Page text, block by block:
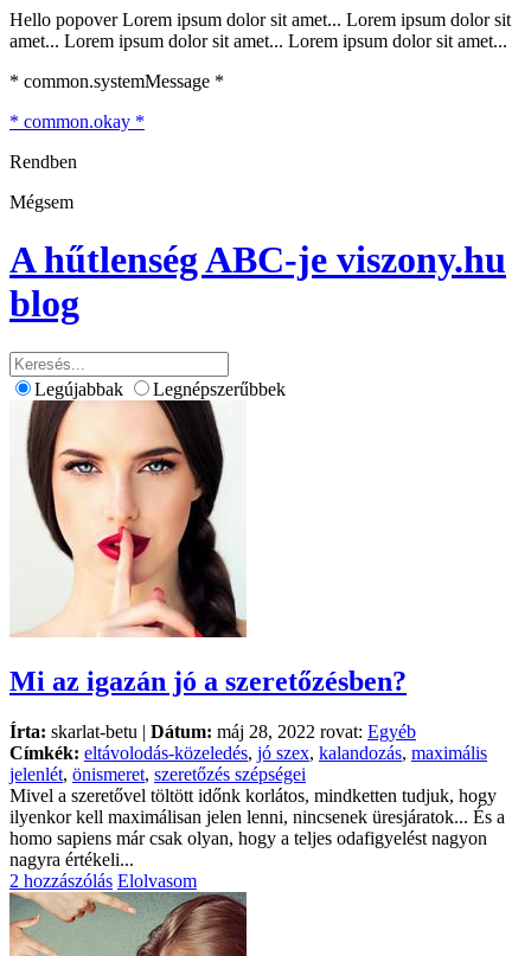
Hello popover Lorem ipsum dolor sit amet... Lorem ipsum dolor sit
amet... Lorem ipsum dolor sit amet... Lorem ipsum dolor sit amet...
* common.systemMessage *
* common.okay *
Rendben
Mégsem
A hűtlenség ABC-je viszony.hu
blog
Legújabbak Legnépszerűbbek
Mi az igazán jó a szeretőzésben?
Írta: skarlat-betu | Dátum: máj 28, 2022 rovat: Egyéb
Címkék: eltávolodás-közeledés, jó szex, kalandozás, maximális
jelenlét, önismeret, szeretőzés szépségei
Mivel a szeretővel töltött időnk korlátos, mindketten tudjuk, hogy
ilyenkor kell maximálisan jelen lenni, nincsenek üresjáratok... És a
homo sapiens már csak olyan, hogy a teljes odafigyelést nagyon
nagyra értékeli...
2 hozzászólás Elolvasom